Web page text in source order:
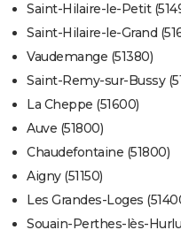
Saint-Hilaire-le-Petit
Saint-Hilaire-le-Grand
Vaudemange (51380)
Saint-Remy-sur-Bussy
La Cheppe (51600)
Auve (51800)
Chaudefontaine (51800)
Aigny (51150)
Les Grandes-Loges
Souain-Perthes-lès-